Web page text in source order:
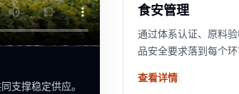
支撑稳定供应。
食安管理
通过体系认证、原料
品安全要求落到每个环
查看详情